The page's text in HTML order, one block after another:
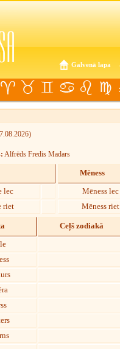
Galvenā lapa
Alfrēds Fredis Madars
lec
riet
Mēness
Mēness lec
Mēness riet
Ceļš zodiakā